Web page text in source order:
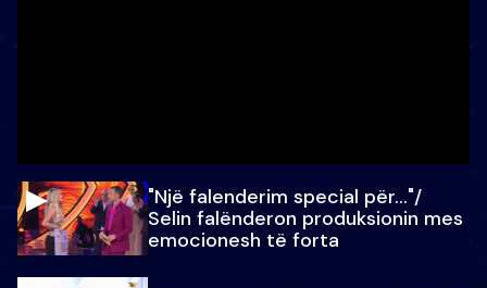
"Një falenderim special për…"/
Selin falënderon produksionin mes
emocionesh të forta